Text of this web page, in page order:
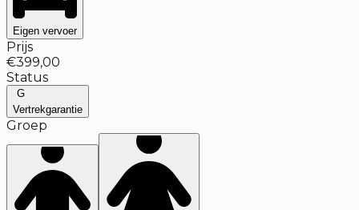
Eigen vervoer
Prijs
€399,00
Status
G
Vertrekgarantie
Groep